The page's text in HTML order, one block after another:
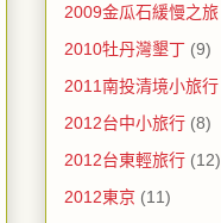
2009金瓜石緩慢之旅
2010牡丹灣墾丁 (9)
2011南投清境小旅行
2012台中小旅行 (8)
2012台東輕旅行 (12)
2012東京 (11)